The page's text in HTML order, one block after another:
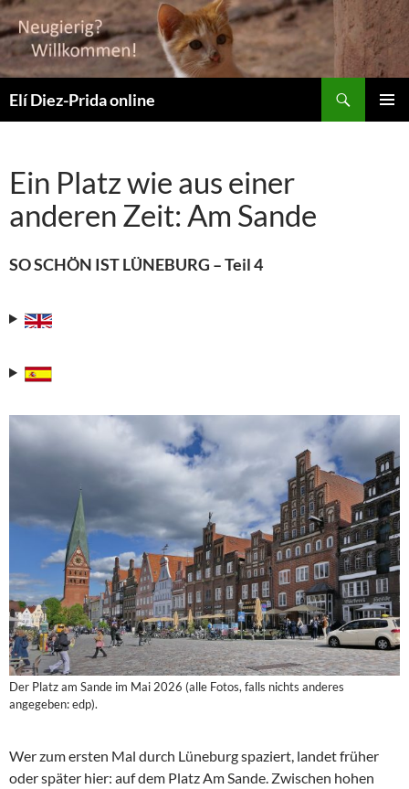
Elí Diez-Prida online
Ein Platz wie aus einer
anderen Zeit: Am Sande
SO SCHÖN IST LÜNEBURG – Teil 4
Der Platz am Sande im Mai 2026 (alle Fotos, falls nichts anderes
angegeben: edp).
Wer zum ersten Mal durch Lüneburg spaziert, landet früher
oder später hier: auf dem Platz Am Sande. Zwischen hohen